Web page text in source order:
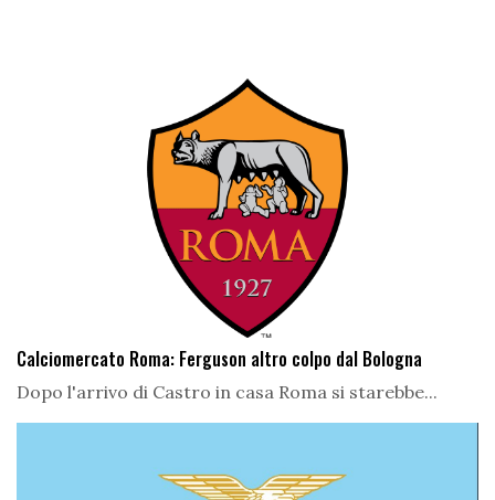
Calciomercato Roma: Ferguson altro colpo dal Bologna
Dopo l'arrivo di Castro in casa Roma si starebbe...